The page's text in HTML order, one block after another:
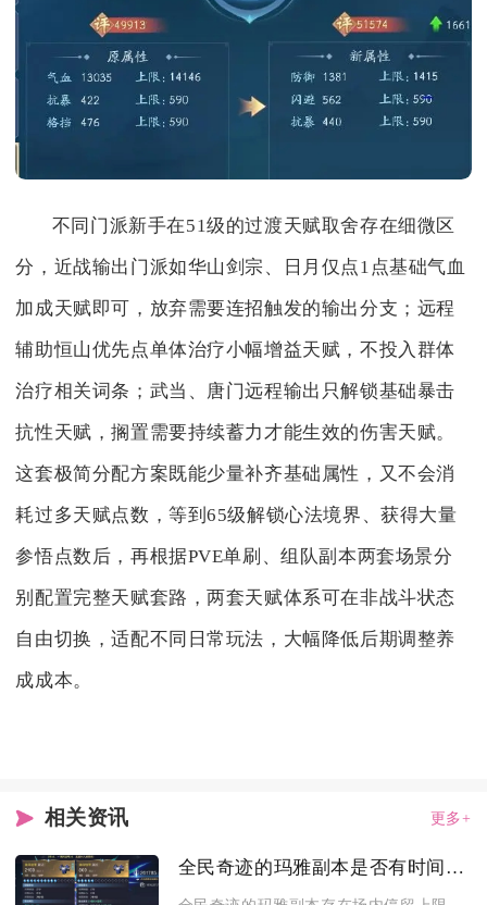
不同门派新手在51级的过渡天赋取舍存在细微区
分，近战输出门派如华山剑宗、日月仅点1点基础气血
加成天赋即可，放弃需要连招触发的输出分支；远程
辅助恒山优先点单体治疗小幅增益天赋，不投入群体
治疗相关词条；武当、唐门远程输出只解锁基础暴击
抗性天赋，搁置需要持续蓄力才能生效的伤害天赋。
这套极简分配方案既能少量补齐基础属性，又不会消
耗过多天赋点数，等到65级解锁心法境界、获得大量
参悟点数后，再根据PVE单刷、组队副本两套场景分
别配置完整天赋套路，两套天赋体系可在非战斗状态
自由切换，适配不同日常玩法，大幅降低后期调整养
成成本。
相关资讯 更多+
全民奇迹的玛雅副本是否有时间限制